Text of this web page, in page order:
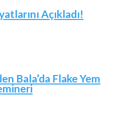
Açıkladı!
Bala’da Flake Yem